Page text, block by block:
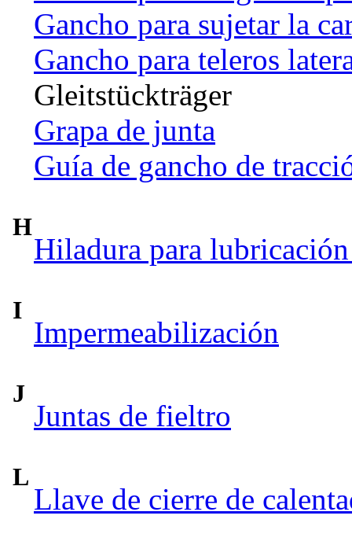
Gancho para sujetar la
Gancho para teleros
Gleitstückträger
Grapa de junta
Guía de gancho de
H
Hiladura para
I
Impermeabilización
J
Juntas de fieltro
L
Llave de cierre de